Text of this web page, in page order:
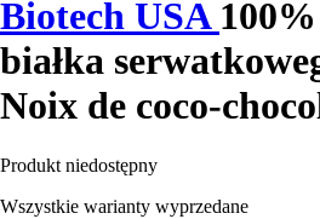
Biotech USA
białka
Noix de coco-
Produkt niedostępny
Wszystkie warianty wyprzedane